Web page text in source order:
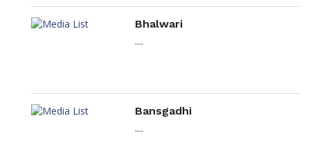
Bhalwari
....
Bansgadhi
....